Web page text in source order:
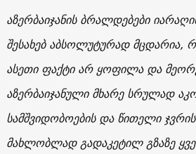
აზერბაიჯანის ბრალდებები
შესახებ აბსოლუტურად მცდარია,
ასეთი ფაქტი არ ყოფილა და
აზერბაიჯანული მხარე სრულად
სამშვიდობოების და წითელი
მახლობლად გადაკეტილ გზაზე